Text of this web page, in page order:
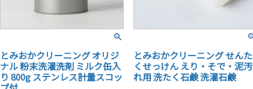
とみおかクリーニング オリジ
ナル 粉末洗濯洗剤 ミルク缶入
り 800g ステンレス計量スコッ
とみおかクリーニング せんた
くせっけん えり・そで・泥汚
れ用 洗たく石鹸 洗濯石鹸